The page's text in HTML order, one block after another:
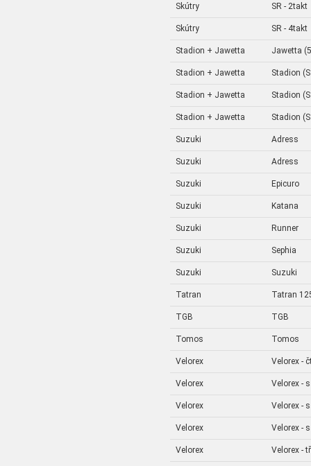
Skútry SR - 2takt
Skútry SR - 4takt
Stadion + Jawetta Jawetta
Stadion + Jawetta Stadion
Stadion + Jawetta Stadion
Stadion + Jawetta Stadion
Suzuki Adress
Suzuki Adress
Suzuki Epicuro
Suzuki Katana
Suzuki Runner
Suzuki Sephia
Suzuki Suzuki
Tatran Tatran
TGB TGB
Tomos Tomos
Velorex Velorex -
Velorex Velorex -
Velorex Velorex -
Velorex Velorex -
Velorex Velorex -